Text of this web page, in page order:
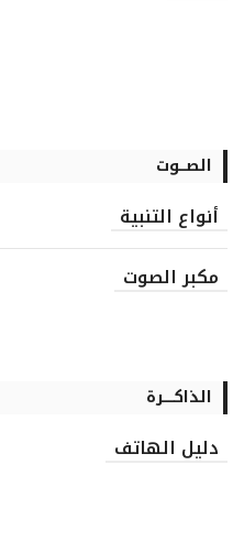
الصـــوت
أنواع التنبية
مكبر الصوت
الذاكـــــرة
دليل الهاتف